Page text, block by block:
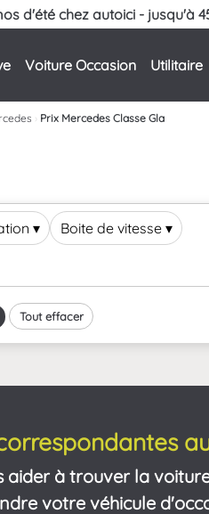
d'été chez autoici - jusqu'à
Voiture Occasion Utilitaire
› Prix Mercedes Classe Gla
▾ Boite de vitesse ▾
Tout effacer
aider à trouver la
votre véhicule